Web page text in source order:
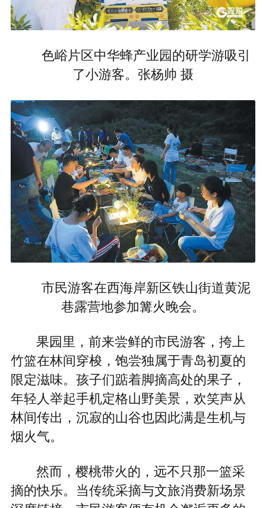
色峪片区中华蜂产业园的研学游吸引
了小游客。张杨帅 摄
市民游客在西海岸新区铁山街道黄泥
巷露营地参加篝火晚会。
果园里，前来尝鲜的市民游客，挎上
竹篮在林间穿梭，饱尝独属于青岛初夏的
限定滋味。孩子们踮着脚摘高处的果子，
年轻人举起手机定格山野美景，欢笑声从
林间传出，沉寂的山谷也因此满是生机与
烟火气。
然而，樱桃带火的，远不只那一篮采
摘的快乐。当传统采摘与文旅消费新场景